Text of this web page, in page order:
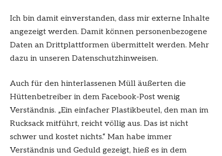
Ich bin damit einverstanden, dass mir externe Inhalte
angezeigt werden. Damit können personenbezogene
Daten an Drittplattformen übermittelt werden. Mehr
dazu in unseren Datenschutzhinweisen.
Auch für den hinterlassenen Müll äußerten die
Hüttenbetreiber in dem Facebook-Post wenig
Verständnis. „Ein einfacher Plastikbeutel, den man im
Rucksack mitführt, reicht völlig aus. Das ist nicht
schwer und kostet nichts.“ Man habe immer
Verständnis und Geduld gezeigt, hieß es in dem